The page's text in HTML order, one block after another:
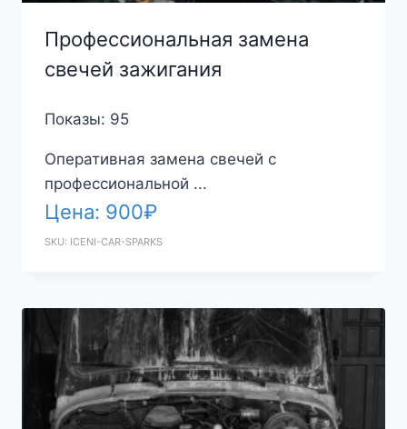
Профессиональная замена
свечей зажигания
Показы: 95
Оперативная замена свечей с
профессиональной ...
Цена: 900₽
SKU: ICENI-CAR-SPARKS